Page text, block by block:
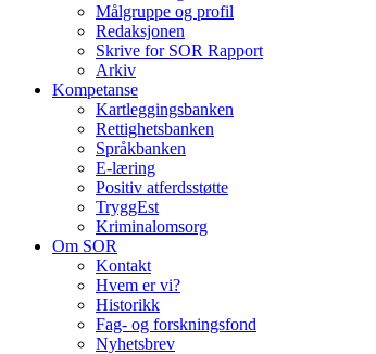
Målgruppe og profil
Redaksjonen
Skrive for SOR Rapport
Arkiv
Kompetanse
Kartleggingsbanken
Rettighetsbanken
Språkbanken
E-læring
Positiv atferdsstøtte
TryggEst
Kriminalomsorg
Om SOR
Kontakt
Hvem er vi?
Historikk
Fag- og forskningsfond
Nyhetsbrev